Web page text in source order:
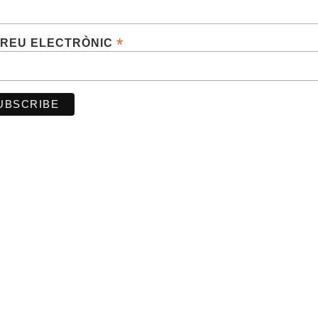
ELECTRÒNIC *